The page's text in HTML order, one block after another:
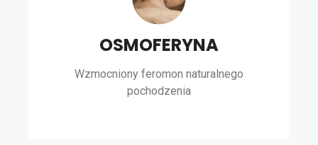
OSMOFERYNA
Wzmocniony feromon naturalnego
pochodzenia